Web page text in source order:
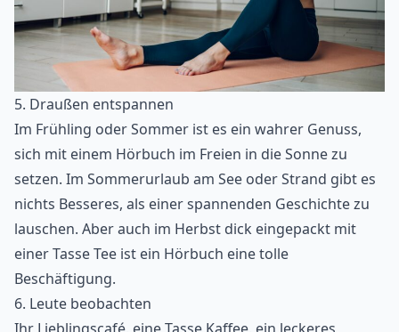
5. Draußen entspannen
Im Frühling oder Sommer ist es ein wahrer Genuss,
sich mit einem Hörbuch im Freien in die Sonne zu
setzen. Im Sommerurlaub am See oder Strand gibt es
nichts Besseres, als einer spannenden Geschichte zu
lauschen. Aber auch im Herbst dick eingepackt mit
einer Tasse Tee ist ein Hörbuch eine tolle
Beschäftigung.
6. Leute beobachten